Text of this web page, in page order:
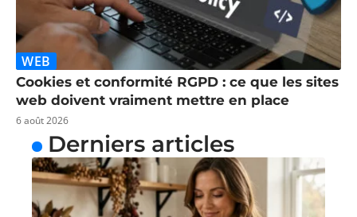
WEB
Cookies et conformité RGPD : ce que les sites
web doivent vraiment mettre en place
6 août 2026
Derniers articles